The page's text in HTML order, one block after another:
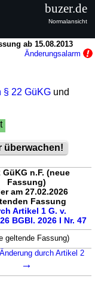
ab 15.08.2013
Änderungsalarm
§ 22 GüKG und
überwachen!
GüKG n.F. (neue
Fassung)
am 27.02.2026
Fassung
Artikel 1 G. v.
BGBl. 2026 I Nr. 47
geltende Fassung)
durch Artikel 2
→
buzer.de
Normalansicht